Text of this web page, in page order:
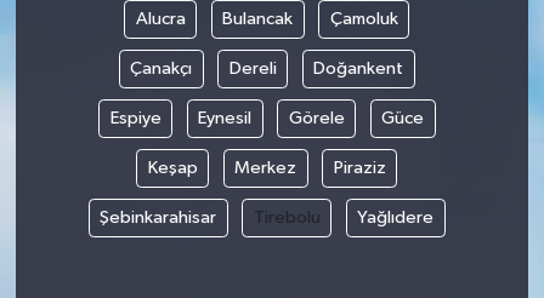
Alucra Bulancak Çamoluk
Çanakçı Dereli Doğankent
Espiye Eynesil Görele Güce
Keşap Merkez Piraziz
Şebinkarahisar Tirebolu Yağlıdere